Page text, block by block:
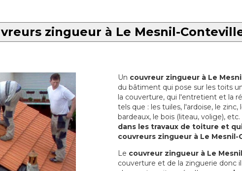
zingueur à Le Mesnil-
Un couvreur zingueur à Le
du bâtiment qui pose sur les toits
la couverture, qui l'entretient et la
tels que : les tuiles, l'ardoise, le
bardeaux, le bois (liteau, volige), etc.
dans les travaux de toiture et
couvreurs zingueur à Le Mesnil-
Le couvreur zingueur à Le
couverture et de la zinguerie donc